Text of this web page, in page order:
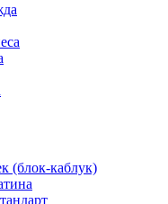
(блок-каблук)